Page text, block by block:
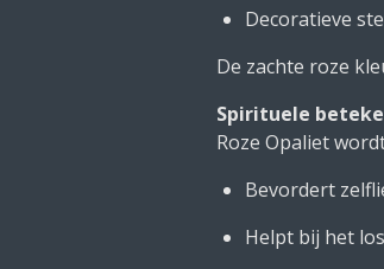
Decoratieve
De zachte roze
Spirituele
Roze Opaliet
Bevordert
Helpt bij het